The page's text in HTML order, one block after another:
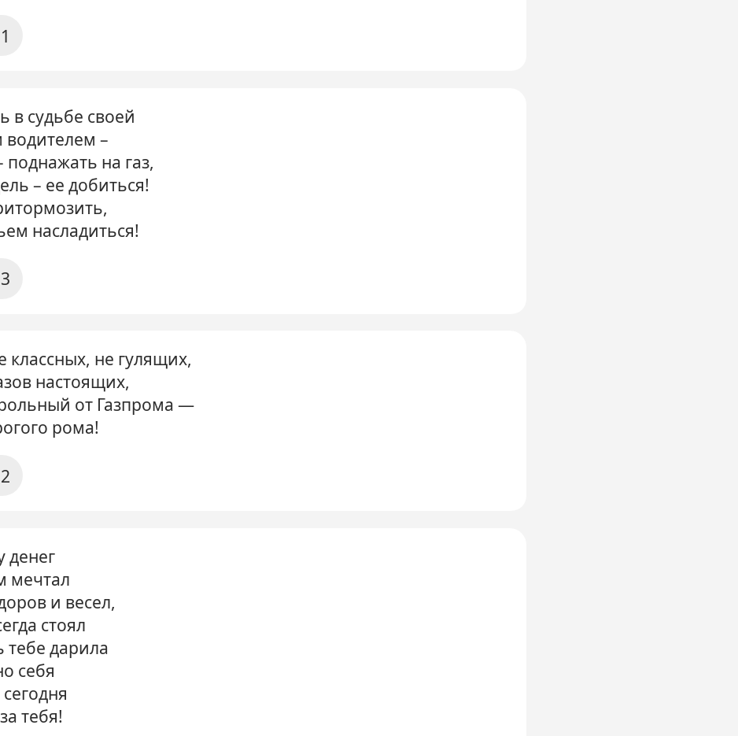
1
в судьбе своей
–
поднажать на газ,
– ее добиться!
насладиться!
3
классных, не гулящих,
настоящих,
от Газпрома —
рома!
2
денег
мечтал
и весел,
стоял
тебе дарила
себя
тебя!